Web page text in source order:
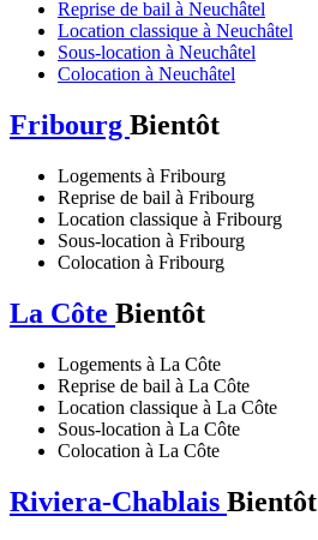
Reprise de bail à Neuchâtel
Location classique à Neuchâtel
Sous-location à Neuchâtel
Colocation à Neuchâtel
Fribourg Bientôt
Logements à Fribourg
Reprise de bail à Fribourg
Location classique à Fribourg
Sous-location à Fribourg
Colocation à Fribourg
La Côte Bientôt
Logements à La Côte
Reprise de bail à La Côte
Location classique à La Côte
Sous-location à La Côte
Colocation à La Côte
Riviera-Chablais Bientôt